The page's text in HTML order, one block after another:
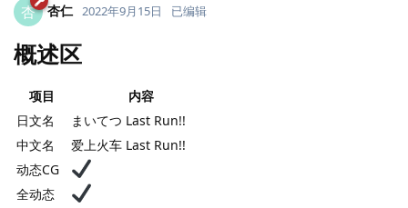
杏 杏仁 2022年9月15日 已编辑
概述区
项目
内容
日文名
まいてつ Last Run!!
中文名
爱上火车 Last Run!!
动态CG
全动态